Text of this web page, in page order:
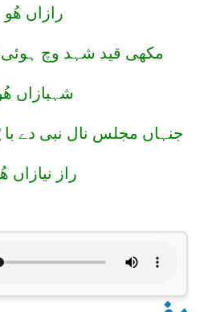
رازاں ھُو
مکھى قید شہد وچ
شہبازاں
جنہاں مجلس نال نبی دے
راز نیازاں